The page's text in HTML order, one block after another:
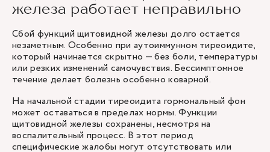
железа работает неправильно
Сбой функций щитовидной железы долго остается
незаметным. Особенно при аутоиммунном тиреоидите,
который начинается скрытно — без боли, температуры
или резких изменений самочувствия. Бессимптомное
течение делает болезнь особенно коварной.
На начальной стадии тиреоидита гормональный фон
может оставаться в пределах нормы. Функции
щитовидной железы сохранены, несмотря на
воспалительный процесс. В этот период
специфические жалобы могут отсутствовать или